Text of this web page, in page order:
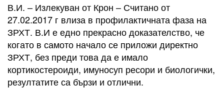
В.И. – Излекуван от Крон – Считано от
27.02.2017 г влиза в профилактичната фаза на
ЗРХТ. В.И е едно прекрасно доказателство, че
когато в самото начало се приложи директно
ЗРХТ, без преди това да е имало
кортикостероиди, имуносуп ресори и биологички,
резултатите са бързи и отлични.